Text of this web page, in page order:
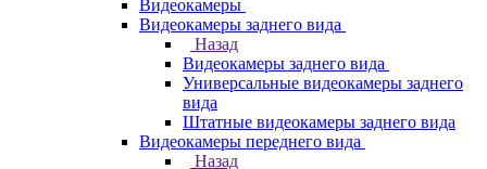
Видеокамеры
Видеокамеры заднего вида
Назад
Видеокамеры заднего вида
Универсальные видеокамеры заднего
вида
Штатные видеокамеры заднего вида
Видеокамеры переднего вида
Назад